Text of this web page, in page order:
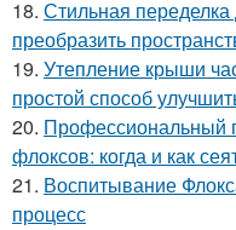
18. Стильная
преобразить
19. Утепление крыши
простой способ
20. Профессиональный
флоксов: когда и как
21. Воспитывание
процесс